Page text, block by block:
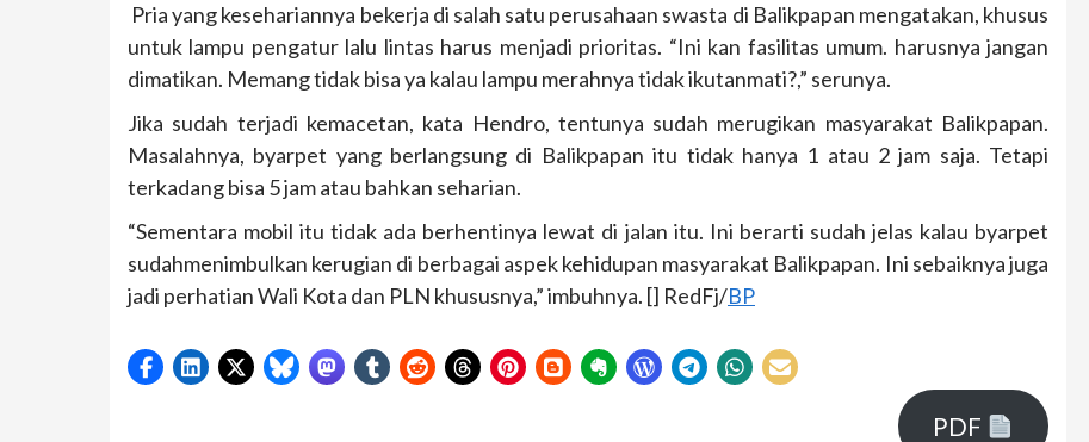
Pria yang kesehariannya bekerja di salah satu perusahaan swasta di Balikpapan mengatakan, khusus
untuk lampu pengatur lalu lintas harus menjadi prioritas. “Ini kan fasilitas umum. harusnya jangan
dimatikan. Memang tidak bisa ya kalau lampu merahnya tidak ikutanmati?,” serunya.
Jika sudah terjadi kemacetan, kata Hendro, tentunya sudah merugikan masyarakat Balikpapan.
Masalahnya, byarpet yang berlangsung di Balikpapan itu tidak hanya 1 atau 2 jam saja. Tetapi
terkadang bisa 5 jam atau bahkan seharian.
“Sementara mobil itu tidak ada berhentinya lewat di jalan itu. Ini berarti sudah jelas kalau byarpet
sudahmenimbulkan kerugian di berbagai aspek kehidupan masyarakat Balikpapan. Ini sebaiknya juga
jadi perhatian Wali Kota dan PLN khususnya,” imbuhnya. [] RedFj/BP
PDF